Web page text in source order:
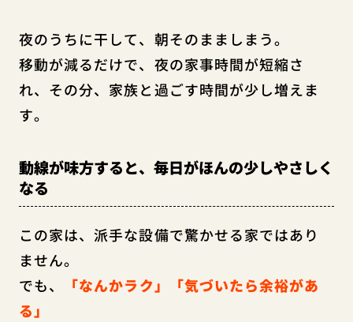
夜のうちに干して、朝そのまましまう。
移動が減るだけで、夜の家事時間が短縮さ
れ、その分、家族と過ごす時間が少し増えま
す。
動線が味方すると、毎日がほんの少しやさしく
なる
この家は、派手な設備で驚かせる家ではあり
ません。
でも、
「なんかラク」「気づいたら余裕があ
る」